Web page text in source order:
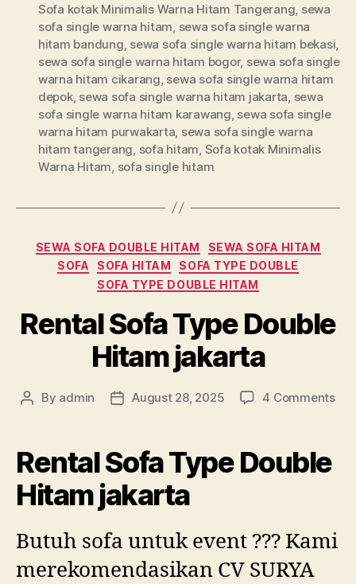
Sofa kotak Minimalis Warna Hitam Tangerang sewa
sofa single warna hitam sewa sofa single warna
hitam bandung sewa sofa single warna hitam bekasi
sewa sofa single warna hitam bogor, sewa sofa single
warna hitam cikarang sewa sofa single warna hitam
depok, sewa sofa single warna hitam jakarta sewa
sofa single warna hitam karawang sewa sofa single
warna hitam purwakarta sewa sofa single warna
hitam tangerang sofa hitam Sofa kotak Minimalis
Warna Hitam sofa single hitam
Categories
SEWA SOFA DOUBLE HITAM
SEWA SOFA HITAM
SOFA
SOFA HITAM
SOFA TYPE DOUBLE
SOFA TYPE DOUBLE HITAM
Rental Sofa Type Double
Hitam jakarta
Post
By admin
PostAugust 28, 2025 4 Commentson
Rental Sofa Type Double
Hitam jakarta
Butuh sofa untuk event ??? Kami
merekomendasikan CV SURYA